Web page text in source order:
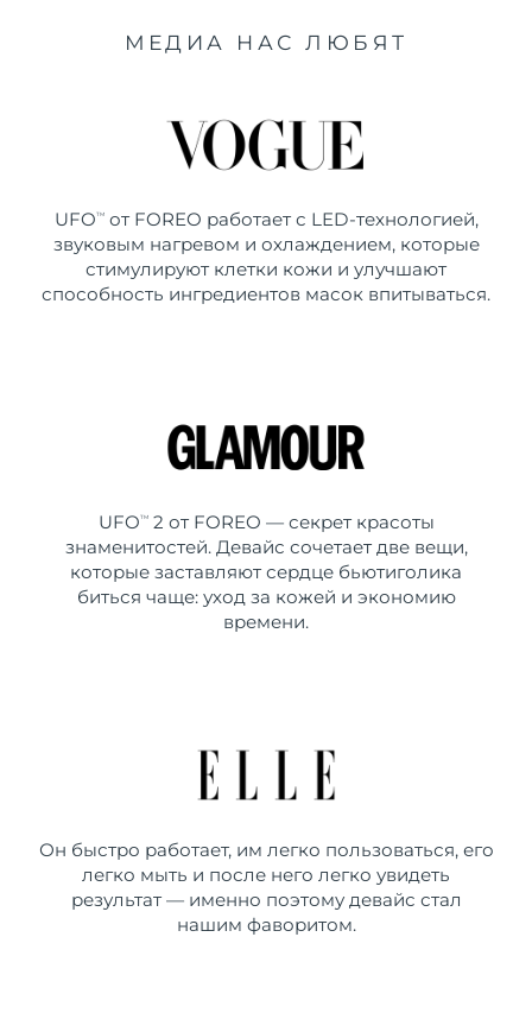
МЕДИА НАС ЛЮБЯТ
UFO TMот FOREO работает с LED-технологией,
звуковым нагревом и охлаждением, которые
стимулируют клетки кожи и улучшают
способность ингредиентов масок впитываться.
UFO TM2 от FOREO — секрет красоты
знаменитостей. Девайс сочетает две вещи,
которые заставляют сердце бьютиголика
биться чаще: уход за кожей и экономию
времени.
Он быстро работает, им легко пользоваться, его
легко мыть и после него легко увидеть
результат — именно поэтому девайс стал
нашим фаворитом.